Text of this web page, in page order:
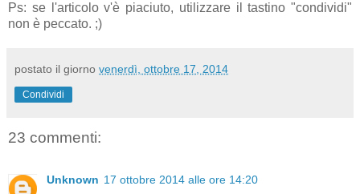
Ps: se l'articolo v'è piaciuto, utilizzare il tastino "condividi"
non è peccato. ;)
postato il giorno venerdì, ottobre 17, 2014
Condividi
23 commenti:
Unknown 17 ottobre 2014 alle ore 14:20